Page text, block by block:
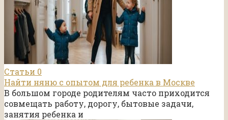
Статьи 0
Найти няню с опытом для ребенка в Москве
В большом городе родителям часто приходится
совмещать работу, дорогу, бытовые задачи,
занятия ребенка и